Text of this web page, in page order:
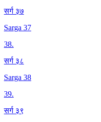
सर्ग ३७
Sarga 37
38.
सर्ग ३८
Sarga 38
39.
सर्ग ३९